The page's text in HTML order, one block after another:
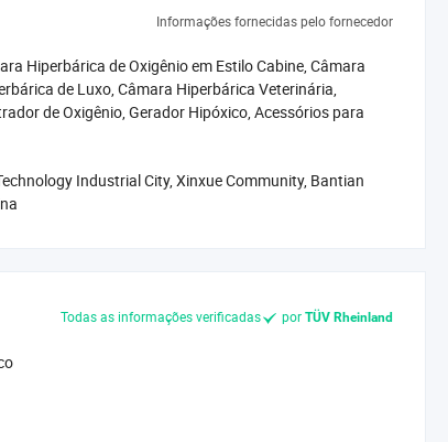
clientes com serviços personalizados para atender às
e América Latina. Podemos prestar um bom
inteligente e inovação. DR. HUGO é um médico
e rigorosa do espírito científico é sempre
Informações fornecidas pelo fornecedor
Hiperbárica de Oxigênio em Estilo Cabine, Câmara
de Luxo, Câmara Hiperbárica Veterinária,
de Oxigênio, Gerador Hipóxico, Acessórios para
Industrial City, Xinxue Community, Bantian
Todas as informações verificadas por TÜV Rheinland